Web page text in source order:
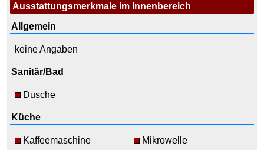
Ausstattungsmerkmale im Innenbereich
Allgemein
keine Angaben
Sanitär/Bad
Dusche
Küche
Kaffeemaschine Mikrowelle